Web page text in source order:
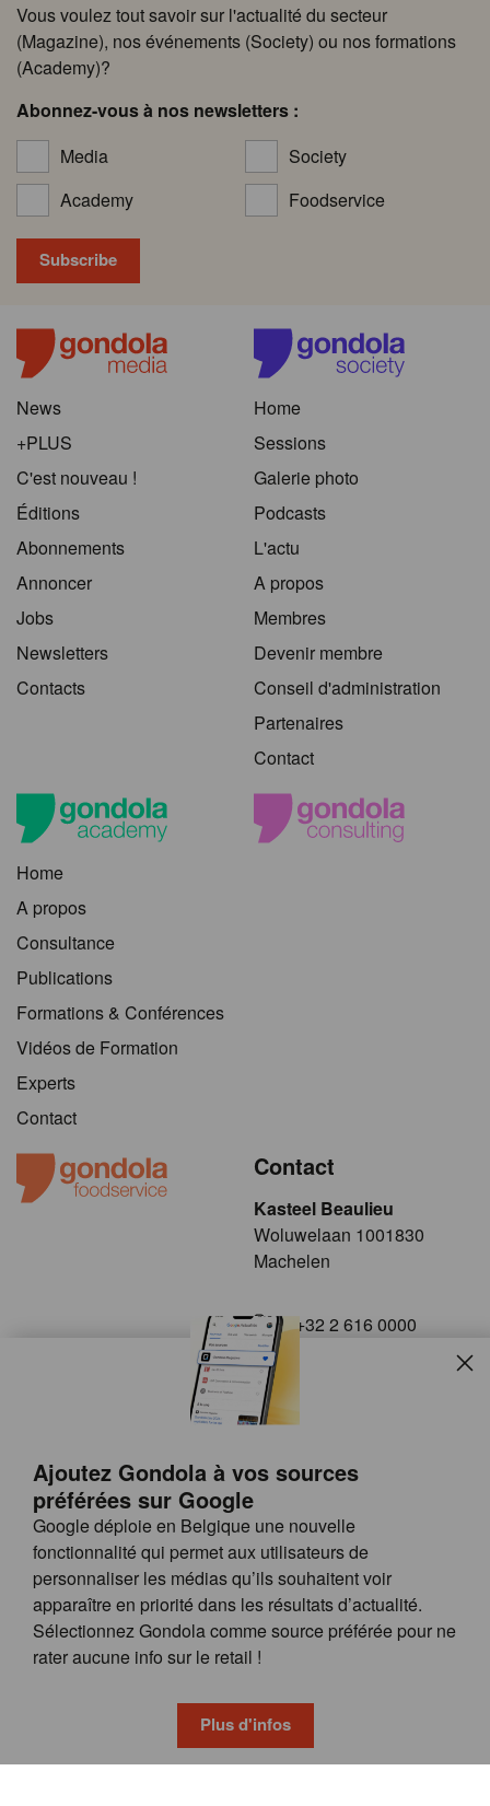
Ajoutez Gondola à vos sources
préférées sur Google
Google déploie en Belgique une nouvelle
fonctionnalité qui permet aux utilisateurs de
personnaliser les médias qu’ils souhaitent voir
apparaître en priorité dans les résultats d’actualité.
Sélectionnez Gondola comme source préférée pour ne
rater aucune info sur le retail !
Plus d'infos
Vous voulez tout savoir sur l'actualité du secteur
(Magazine), nos événements (Society) ou nos formations
(Academy)?
Abonnez-vous à nos newsletters :
Media
Society
Academy
Foodservice
News
+PLUS
C'est nouveau !
Éditions
Abonnements
Annoncer
Jobs
Newsletters
Contacts
Home
Sessions
Galerie photo
Podcasts
L'actu
A propos
Membres
Devenir membre
Conseil d'administration
Partenaires
Contact
Home
A propos
Consultance
Publications
Formations & Conférences
Vidéos de Formation
Experts
Contact
Contact
Kasteel Beaulieu
​​​Woluwelaan 1001830
Machelen
+32 2 616 0000
Follow us on
© GONDOLA GROUP
FAQ
CONDITIONS GÉNÉRALES
PRIVACY & COOKIE POLICY
wieni